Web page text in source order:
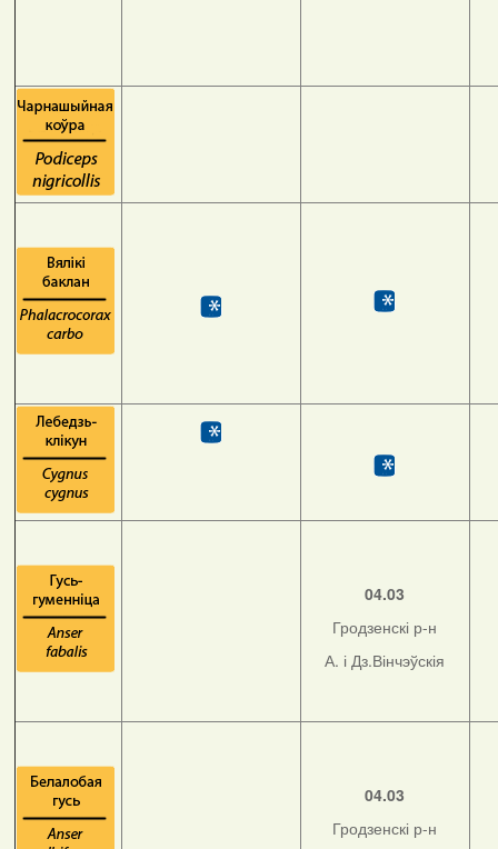
04.03
Гродзенскі р-н
А. і Дз.Вінчэўскія
04.03
Гродзенскі р-н